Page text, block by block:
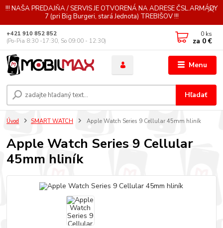
!!! NAŠA PREDAJŇA / SERVIS JE OTVORENÁ NA ADRESE ČSL.ARMÁDY
7 (pri Big Burgeri, stará Jednota) TREBIŠOV !!!
Menu
Hľadať
+421 910 852 852
(Po-Pia 8:30 -17:30, So 09:00 - 12:30)
0 ks
za 0 €
Úvod SMART WATCH Apple Watch Series 9 Cellular 45mm hliník
Apple Watch Series 9 Cellular
45mm hliník